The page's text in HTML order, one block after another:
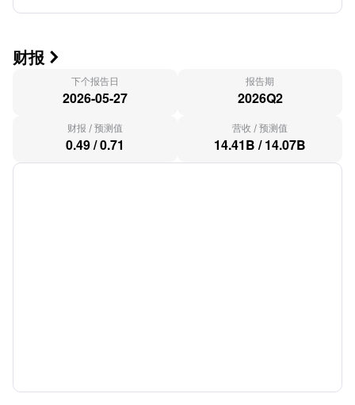
财报 
下个报告日
2026-05-27
报告期
2026Q2
财报 / 预测值
0.49/0.71
营收 / 预测值
14.41B / 14.07B